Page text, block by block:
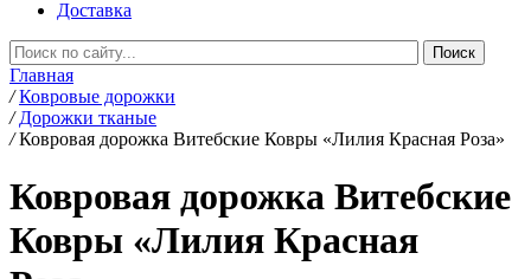
Доставка
Главная
/ Ковровые дорожки
/ Дорожки тканые
/ Ковровая дорожка Витебские Ковры «Лилия Красная Роза»
Ковровая дорожка Витебские
Ковры «Лилия Красная